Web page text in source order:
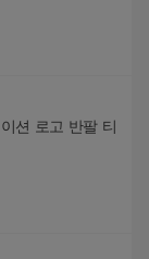
션 로고 반팔 티